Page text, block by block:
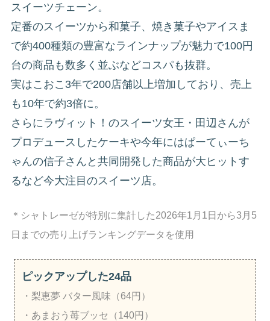
スイーツチェーン。
定番のスイーツから和菓子、焼き菓子やアイスま
で約400種類の豊富なラインナップが魅力で100円
台の商品も数多く並ぶなどコスパも抜群。
実はこおこ3年で200店舗以上増加しており、売上
も10年で約3倍に。
さらにラヴィット！のスイーツ女王・田辺さんが
プロデュースしたケーキや今年にはぱーてぃーち
ゃんの信子さんと共同開発した商品が大ヒットす
るなど今大注目のスイーツ店。
＊シャトレーゼが特別に集計した2026年1月1日から3月5
日までの売り上げランキングデータを使用
ピックアップした24品
・梨恵夢 バター風味（64円）
・あまおう苺ブッセ（140円）